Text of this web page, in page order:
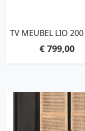
TV MEUBEL LIO
€799,00